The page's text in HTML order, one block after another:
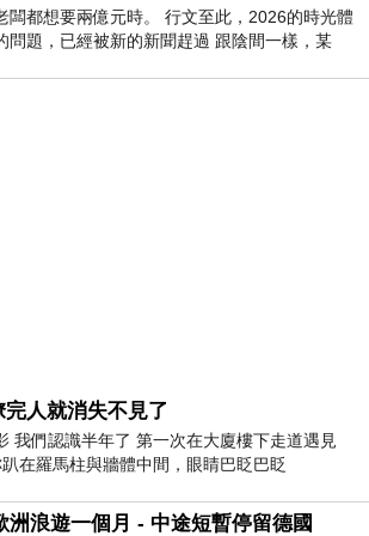
闆都想要兩億元時。 行文至此，2026的時光體
問題，已經被新的新聞趕過 跟陰間一樣，某
人就消失不見了
我們認識半年了 第一次在大廈樓下走道遇見
在羅馬柱與牆體中間，眼睛巴眨巴眨
洲浪遊一個月 - 中途短暫停留德國